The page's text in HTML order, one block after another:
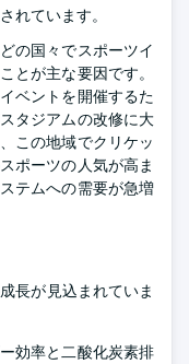
れています。
の国々でスポーツイ
とが主な要因です。
ベントを開催するた
タジアムの改修に大
この地域でクリケッ
ポーツの人気が高ま
テムへの需要が急増
長が見込まれていま
効率と二酸化炭素排